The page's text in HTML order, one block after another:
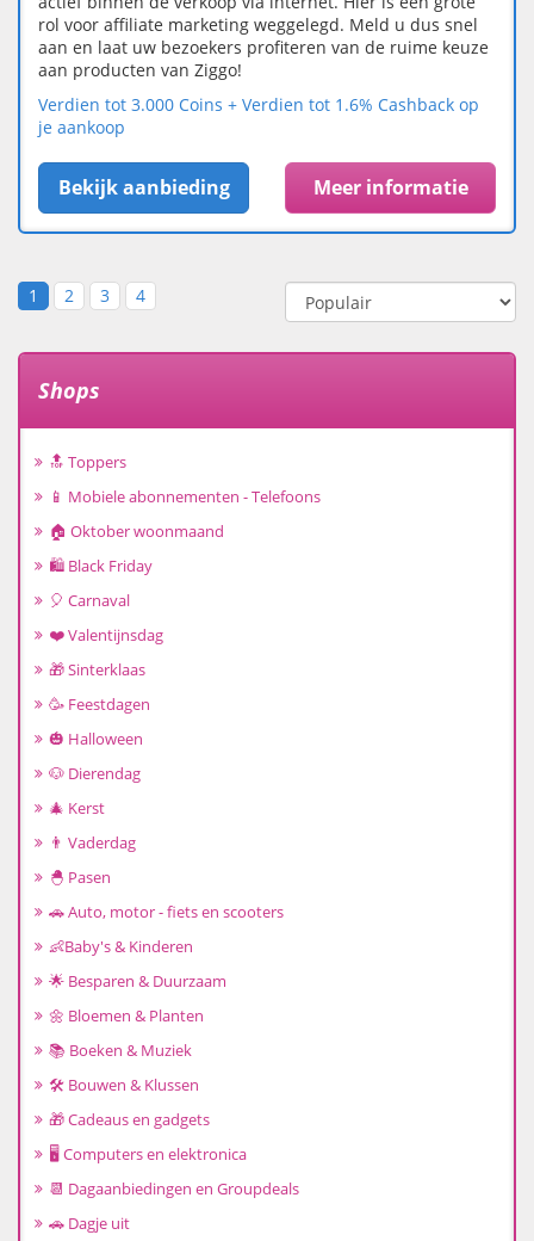
rol voor affiliate marketing weggelegd. Meld u dus snel
aan en laat uw bezoekers profiteren van de ruime keuze
aan producten van Ziggo!
Verdien tot 3.000 Coins + Verdien tot 1.6% Cashback op
je aankoop
Bekijk aanbieding Meer informatie
1 2 3 4
Shops
🔝 Toppers
📱 Mobiele abonnementen - Telefoons
🏠 Oktober woonmaand
🛍️ Black Friday
🎈 Carnaval
❤️ Valentijnsdag
🎁 Sinterklaas
🥳 Feestdagen
🎃 Halloween
🐶 Dierendag
🎄 Kerst
👨 Vaderdag
🐣 Pasen
🚗 Auto, motor - fiets en scooters
👶Baby's & Kinderen
🌟 Besparen & Duurzaam
🌼 Bloemen & Planten
📚 Boeken & Muziek
🛠️ Bouwen & Klussen
🎁 Cadeaus en gadgets
🖥️ Computers en elektronica
📆 Dagaanbiedingen en Groupdeals
🚗 Dagje uit